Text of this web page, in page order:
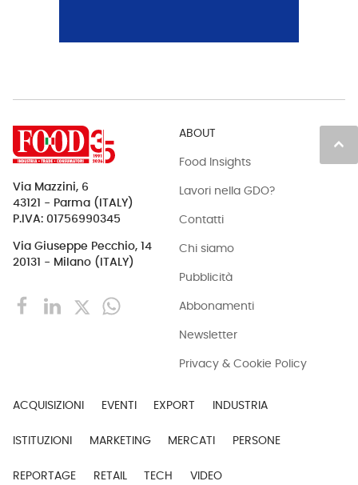
keyboard_arrow_up
Via Mazzini, 6
43121 - Parma (ITALY)
P.IVA: 01756990345
Via Giuseppe Pecchio, 14
20131 - Milano (ITALY)
ABOUT
Food Insights
Lavori nella GDO?
Contatti
Chi siamo
Pubblicità
Abbonamenti
Newsletter
Privacy & Cookie Policy
ACQUISIZIONI EVENTI EXPORT INDUSTRIA
ISTITUZIONI MARKETING MERCATI PERSONE
REPORTAGE RETAIL TECH VIDEO